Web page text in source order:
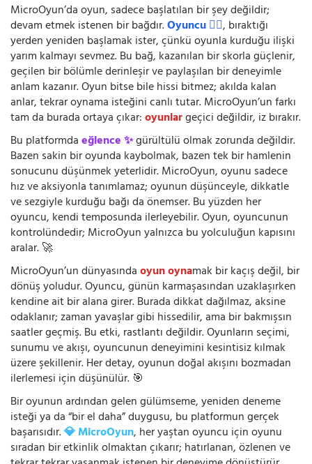
MicroOyun’da oyun, sadece başlatılan bir şey değildir;
devam etmek istenen bir bağdır.Oyuncu 🧍‍♂️, bıraktığı
yerden yeniden başlamak ister, çünkü oyunla kurduğu ilişki
yarım kalmayı sevmez. Bu bağ, kazanılan bir skorla güçlenir,
geçilen bir bölümle derinleşir ve paylaşılan bir deneyimle
anlam kazanır. Oyun bitse bile hissi bitmez; akılda kalan
anlar, tekrar oynama isteğini canlı tutar. MicroOyun’un farkı
tam da burada ortaya çıkar:oyunlargeçici değildir, iz bırakır.
Bu platformdaeğlence ✨gürültülü olmak zorunda değildir.
Bazen sakin bir oyunda kaybolmak, bazen tek bir hamlenin
sonucunu düşünmek yeterlidir. MicroOyun, oyunu sadece
hız ve aksiyonla tanımlamaz; oyunun düşünceyle, dikkatle
ve sezgiyle kurduğu bağı da önemser. Bu yüzden her
oyuncu, kendi temposunda ilerleyebilir. Oyun, oyuncunun
kontrolündedir; MicroOyun yalnızca bu yolculuğun kapısını
aralar. 🚀
MicroOyun’un dünyasındaoyun oynamak bir kaçış değil, bir
dönüş yoludur. Oyuncu, günün karmaşasından uzaklaşırken
kendine ait bir alana girer. Burada dikkat dağılmaz, aksine
odaklanır; zaman yavaşlar gibi hissedilir, ama bir bakmışsın
saatler geçmiş. Bu etki, rastlantı değildir. Oyunların seçimi,
sunumu ve akışı, oyuncunun deneyimini kesintisiz kılmak
üzere şekillenir. Her detay, oyunun doğal akışını bozmadan
ilerlemesi için düşünülür. 🎯
Bir oyunun ardından gelen gülümseme, yeniden deneme
isteği ya da “bir el daha” duygusu, bu platformun gerçek
başarısıdır.💎 MicroOyun, her yaştan oyuncu için oyunu
sıradan bir etkinlik olmaktan çıkarır; hatırlanan, özlenen ve